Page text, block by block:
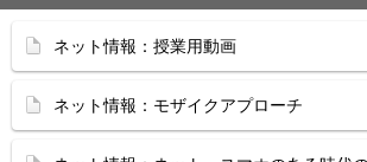
ネット情報：授業用動画
ネット情報：モザイクアプローチ